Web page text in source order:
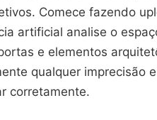
Comece fazendo
artificial analise o
e elementos
qualquer imprecisão
corretamente.